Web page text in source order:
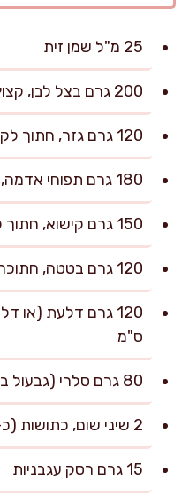
25 מ"ל שמן זית
200 גרם בצל לבן, קצוץ דק
120 גרם גזר, חתוך לקוביות של 1 ס"מ
180 גרם תפוחי אדמה, חתוכים לקוביות של 1.5 ס"מ
150 גרם קישוא, חתוך לקוביות של 1.5 ס"מ
120 גרם בטטה, חתוכה לקוביות של 1.5 ס"מ
ס"מ
80 גרם סלרי (גבעול בלבד), פרוס דק
2 שיני שום, כתושות (כ-6 גרם)
15 גרם רסק עגבניות